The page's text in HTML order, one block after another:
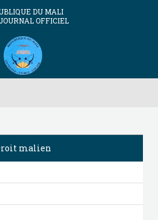
DU MALI
OFFICIEL
malien